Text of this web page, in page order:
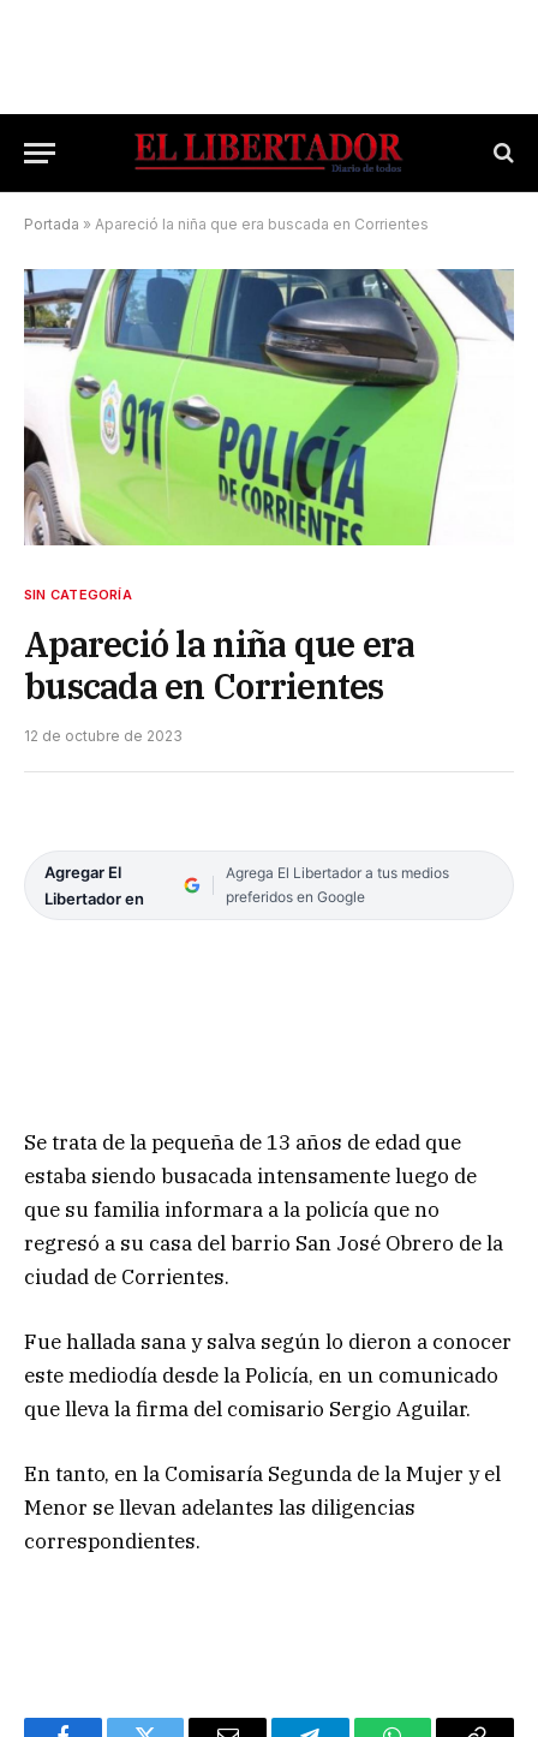
Portada » Apareció la niña que era buscada en Corrientes
SIN CATEGORÍA
Apareció la niña que era
buscada en Corrientes
12 de octubre de 2023
Agregar El
Libertador en
Agrega El Libertador a tus medios
preferidos en Google
Se trata de la pequeña de 13 años de edad que
estaba siendo busacada intensamente luego de
que su familia informara a la policía que no
regresó a su casa del barrio San José Obrero de la
ciudad de Corrientes.
Fue hallada sana y salva según lo dieron a conocer
este mediodía desde la Policía, en un comunicado
que lleva la firma del comisario Sergio Aguilar.
En tanto, en la Comisaría Segunda de la Mujer y el
Menor se llevan adelantes las diligencias
correspondientes.